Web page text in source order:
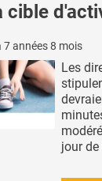
cible
7 années 8 mois
Les
jour de